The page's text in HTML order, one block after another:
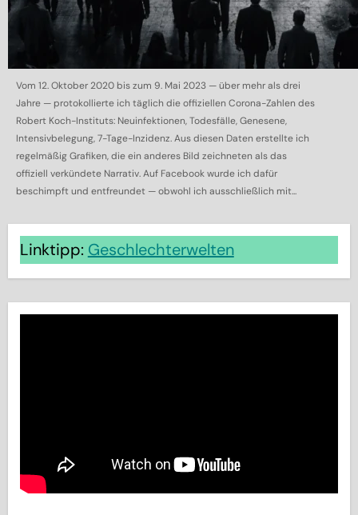
Vom 12. Oktober 2020 bis zum 9. Mai 2023 — über mehr als drei
Jahre — protokollierte ich täglich die offiziellen Corona-Zahlen des
Robert Koch-Instituts: Neuinfektionen, Todesfälle, Genesene,
Intensivbelegung, 7-Tage-Inzidenz. Aus diesen Daten erstellte ich
regelmäßig Grafiken, die ein anderes Bild zeichneten als das
offiziell verkündete Narrativ. Auf Facebook wurde ich dafür
beschimpft und entfreundet — obwohl ich ausschließlich mit...
Linktipp: Geschlechterwelten